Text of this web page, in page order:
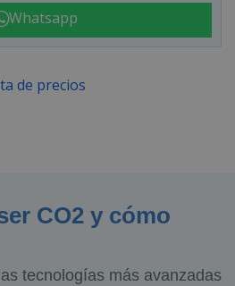
Whatsapp
de precios
CO2 y cómo
tecnologías más avanzadas